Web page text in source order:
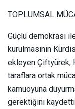
TOPLUMSAL
Güçlü demokrasi
kurulmasının
ekleyen Çiftyürek,
taraflara ortak
kamuoyuna
gerektiğini